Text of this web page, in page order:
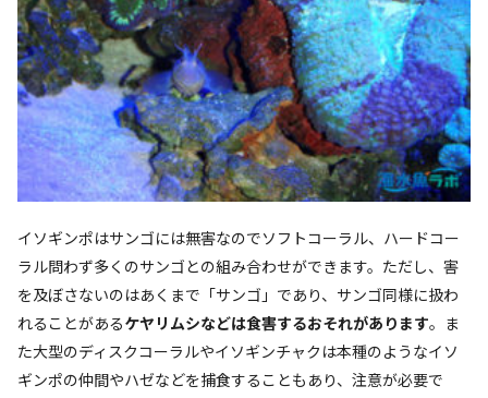
イソギンポはサンゴには無害なのでソフトコーラル、ハードコー
ラル問わず多くのサンゴとの組み合わせができます。ただし、害
を及ぼさないのはあくまで「サンゴ」であり、サンゴ同様に扱わ
れることがあるケヤリムシなどは食害するおそれがあります。ま
た大型のディスクコーラルやイソギンチャクは本種のようなイソ
ギンポの仲間やハゼなどを捕食することもあり、注意が必要で